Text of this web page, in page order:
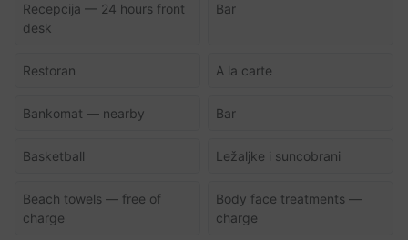
Recepcija — 24 hours front
desk
Bar
Restoran A la carte
Bankomat — nearby Bar
Basketball Ležaljke i suncobrani
Beach towels — free of
charge
Body face treatments —
charge